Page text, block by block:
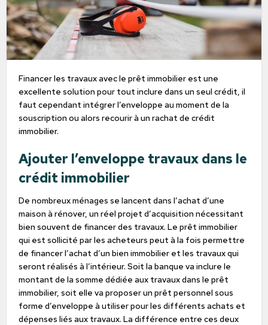
Financer les travaux avec le prêt immobilier est une
excellente solution pour tout inclure dans un seul crédit, il
faut cependant intégrer l’enveloppe au moment de la
souscription ou alors recourir à un rachat de crédit
immobilier.
Ajouter l’enveloppe travaux dans le
crédit immobilier
De nombreux ménages se lancent dans l’achat d’une
maison à rénover, un réel projet d’acquisition nécessitant
bien souvent de financer des travaux. Le prêt immobilier
qui est sollicité par les acheteurs peut à la fois permettre
de financer l’achat d’un bien immobilier et les travaux qui
seront réalisés à l’intérieur. Soit la banque va inclure le
montant de la somme dédiée aux travaux dans le prêt
immobilier, soit elle va proposer un prêt personnel sous
forme d’enveloppe à utiliser pour les différents achats et
dépenses liés aux travaux. La différence entre ces deux